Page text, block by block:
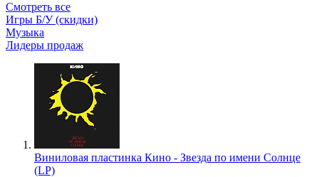
Смотреть все
Игры Б/У (скидки)
Музыка
Лидеры продаж
Виниловая пластинка Кино - Звезда по имени Солнце
(LP)